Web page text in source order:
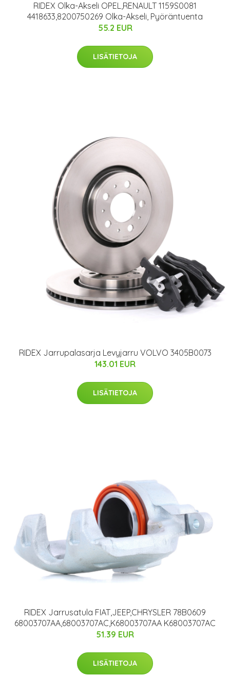
RIDEX Olka-Akseli OPEL,RENAULT 1159S0081
4418633,8200750269 Olka-Akseli, Pyöräntuenta
55.2 EUR
LISÄTIETOJA
RIDEX Jarrupalasarja Levyjarru VOLVO 3405B0073
143.01 EUR
LISÄTIETOJA
RIDEX Jarrusatula FIAT,JEEP,CHRYSLER 78B0609
68003707AA,68003707AC,K68003707AA K68003707AC
51.39 EUR
LISÄTIETOJA